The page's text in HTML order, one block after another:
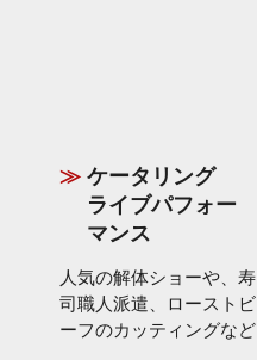
ケータリング
ライブパフォー
マンス
人気の解体ショーや、寿
司職人派遣、ローストビ
ーフのカッティングなど